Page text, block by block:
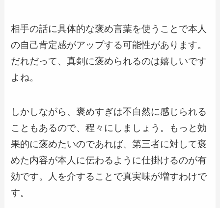
相手の話に具体的な褒め言葉を使うことで本人
の自己肯定感がアップする可能性があります。
だれだって、真剣に褒められるのは嬉しいです
よね。
しかしながら、褒めすぎは不自然に感じられる
こともあるので、程々にしましょう。もっと効
果的に褒めたいのであれば、第三者に対して褒
めた内容が本人に伝わるように仕掛けるのが有
効です。人を介することで真実味が増すわけで
す。